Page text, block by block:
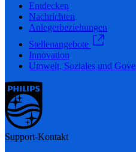
Entdecken
Nachrichten
Anlegerbeziehungen
Stellenangebote
Innovation
Umwelt, Soziales und
Support-Kontakt